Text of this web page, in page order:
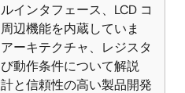
インタフェース、LCD コ
辺機能を内蔵していま
ーキテクチャ、レジスタ
動作条件について解説
と信頼性の高い製品開発